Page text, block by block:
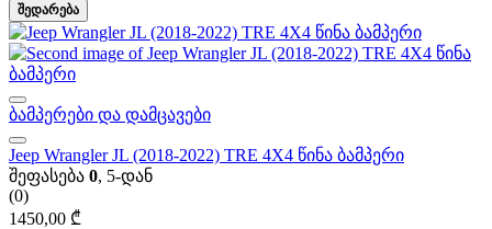
ᲨᲔᲓᲐᲠᲔᲑᲐ
ბამპერები და დამცავები
Jeep Wrangler JL (2018-2022) TRE 4X4 წინა ბამპერი
შეფასება 0, 5-დან
(0)
1450,00 ₾